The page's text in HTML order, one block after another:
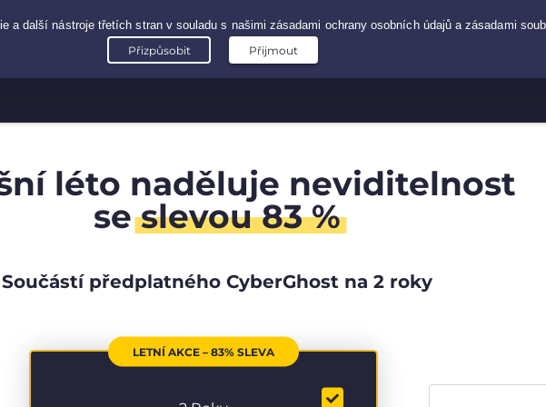
léto naděluje neviditelnost
seslevou 83 %
Součástí předplatného CyberGhost na 2 roky
LETNÍ AKCE – 83% SLEVA